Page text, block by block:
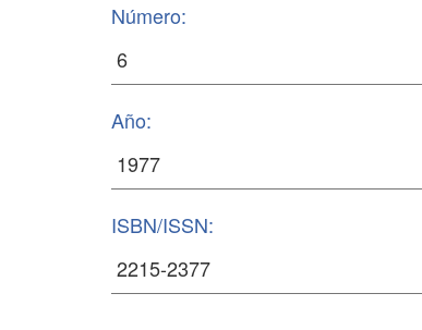
Número:
Año:
ISBN/ISSN: